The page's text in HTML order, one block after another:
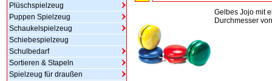
Plüschspielzeug
Puppen Spielzeug
Schaukelspielzeug
Schiebespielzeug
Schulbedarf
Sortieren & Stapeln
Spielzeug für draußen
Gelbes Jojo mit
Durchmesser